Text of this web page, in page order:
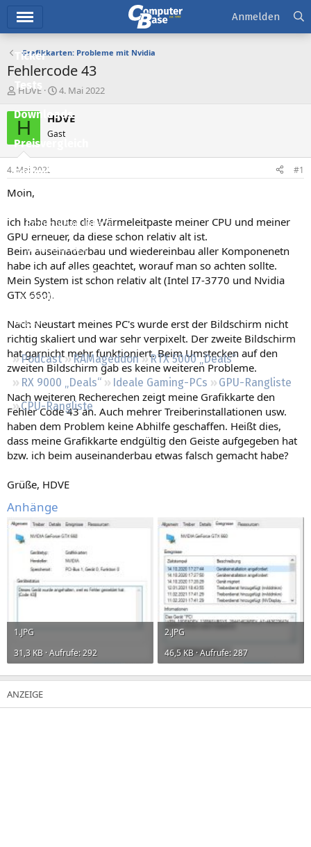
Ticker
Tests
Downloads
Preisvergleich
Forum
Aktuelles
Empfohlene Inhalte
Neue Beiträge
Neueste Aktivitäten
Leserartikel
Regeln
Podcast RAMageddon
RTX 5000 „Deals“
RX 9000 „Deals“
Ideale Gaming-PCs
GPU-Rangliste
CPU-Rangliste
Anmelden
Grafikkarten: Probleme mit Nvidia
Fehlercode 43
E
s
t
e
l
e
r
HDVE
E
s
e
t
4. Mai 2022
H HDVE
Gast
4. Mai 2022 #1
Moin,
ich habe heute die Wärmeleitpaste meiner CPU und meiner
GPU erneuer, da diese schon relativ alt ist.
Beim auseinaderbau und wiedereinbau aller Komponenetn
habe ich auf alles geachtet, worauf man so achten sollte.
Mein System ist schon relativ alt (Intel I7-3770 und Nvidia
GTX 660).
Nach Neustart meines PC's wurde erst der Bildschirm nicht
richtig skaliert und war sehr verpixelt. Der zweite Bildschirm
hat garnicht mehr funktioniert. Beim Umstecken auf den
zweiten Bildschirm gab es keine weiteren Probleme.
Nach weiteren Recherechen zeigt meine Grafikkarte den
Fehler Code 43 an. Auch mehrer Treiberinstallationen usw.
haben dem Problem keine Abhilfe geschaffen. Heißt dies,
dass meine Grafikkarte endgültig den Geiste aufgegeben hat
bzw. ich beim auseinanderbau etwas falsch gemacht habe?
Grüße, HDVE
Anhänge
1.JPG
31,3 KB · Aufrufe: 292
2.JPG
46,5 KB · Aufrufe: 287